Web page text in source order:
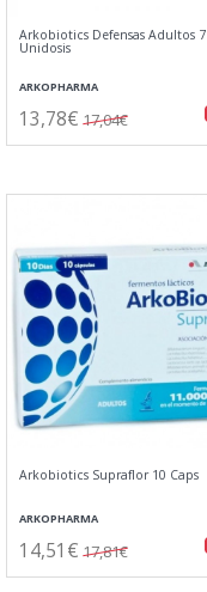
Arkobiotics Defensas Adultos 7
Unidosis
ARKOPHARMA
13,78€ 17,04€
Arkobiotics Supraflor 10 Caps
ARKOPHARMA
14,51€ 17,81€